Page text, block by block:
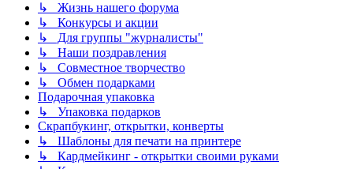
↳ Жизнь нашего форума
↳ Конкурсы и акции
↳ Для группы "журналисты"
↳ Наши поздравления
↳ Совместное творчество
↳ Обмен подарками
Подарочная упаковка
↳ Упаковка подарков
Скрапбукинг, открытки, конверты
↳ Шаблоны для печати на принтере
↳ Кардмейкинг - открытки своими руками